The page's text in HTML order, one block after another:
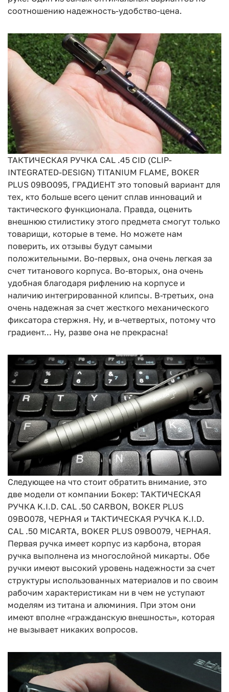
соотношению надежность-удобство-цена.
ТАКТИЧЕСКАЯ РУЧКА CAL .45 CID (CLIP-
INTEGRATED-DESIGN) TITANIUM FLAME, BOKER
PLUS 09BO095, ГРАДИЕНТ это топовый вариант для
тех, кто больше всего ценит сплав инноваций и
тактического функционала. Правда, оценить
внешнюю стилистику этого предмета смогут только
товарищи, которые в теме. Но можете нам
поверить, их отзывы будут самыми
положительными. Во-первых, она очень легкая за
счет титанового корпуса. Во-вторых, она очень
удобная благодаря рифлению на корпусе и
наличию интегрированной клипсы. В-третьих, она
очень надежная за счет жесткого механического
фиксатора стержня. Ну, и в-четвертых, потому что
градиент... Ну, разве она не прекрасна!
Следующее на что стоит обратить внимание, это
две модели от компании Бокер: ТАКТИЧЕСКАЯ
РУЧКА K.I.D. CAL .50 CARBON, BOKER PLUS
09BO078, ЧЕРНАЯ и ТАКТИЧЕСКАЯ РУЧКА K.I.D.
CAL .50 MICARTA, BOKER PLUS 09BO079, ЧЕРНАЯ.
Первая ручка имеет корпус из карбона, вторая
ручка выполнена из многослойной микарты. Обе
ручки имеют высокий уровень надежности за счет
структуры использованных материалов и по своим
рабочим характеристикам ни в чем не уступают
моделям из титана и алюминия. При этом они
имеют вполне «гражданскую внешность», которая
не вызывает никаких вопросов.